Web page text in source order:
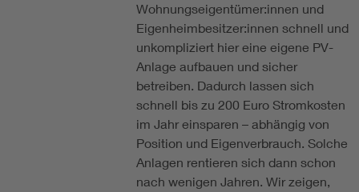
Wohnungseigentümer:innen und
Eigenheimbesitzer:innen schnell und
unkompliziert hier eine eigene PV-
Anlage aufbauen und sicher
betreiben. Dadurch lassen sich
schnell bis zu 200 Euro Stromkosten
im Jahr einsparen – abhängig von
Position und Eigenverbrauch. Solche
Anlagen rentieren sich dann schon
nach wenigen Jahren. Wir zeigen,